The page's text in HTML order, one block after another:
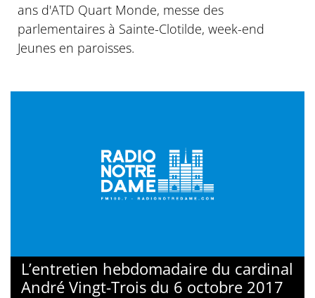
ans d'ATD Quart Monde, messe des
parlementaires à Sainte-Clotilde, week-end
Jeunes en paroisses.
L’entretien hebdomadaire du cardinal
André Vingt-Trois du 6 octobre 2017